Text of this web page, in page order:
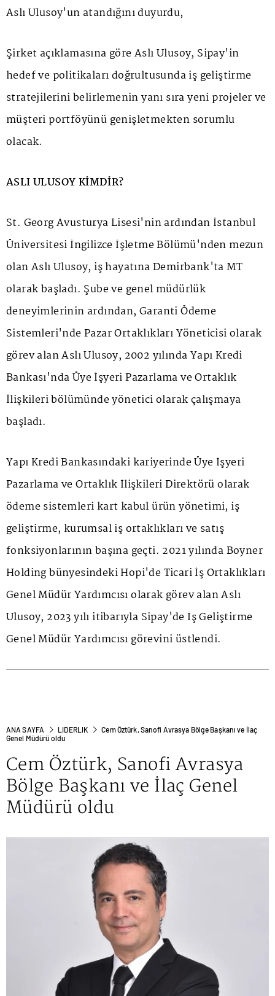
Aslı Ulusoy'un atandığını duyurdu,
Şirket açıklamasına göre Aslı Ulusoy, Sipay'in
hedef ve politikaları doğrultusunda iş geliştirme
stratejilerini belirlemenin yanı sıra yeni projeler ve
müşteri portföyünü genişletmekten sorumlu
olacak.
ASLI ULUSOY KİMDİR?
St. Georg Avusturya Lisesi'nin ardından İstanbul
Üniversitesi İngilizce İşletme Bölümü'nden mezun
olan Aslı Ulusoy, iş hayatına Demirbank'ta MT
olarak başladı. Şube ve genel müdürlük
deneyimlerinin ardından, Garanti Ödeme
Sistemleri'nde Pazar Ortaklıkları Yöneticisi olarak
görev alan Aslı Ulusoy, 2002 yılında Yapı Kredi
Bankası'nda Üye İşyeri Pazarlama ve Ortaklık
İlişkileri bölümünde yönetici olarak çalışmaya
başladı.
Yapı Kredi Bankasındaki kariyerinde Üye İşyeri
Pazarlama ve Ortaklık İlişkileri Direktörü olarak
ödeme sistemleri kart kabul ürün yönetimi, iş
geliştirme, kurumsal iş ortaklıkları ve satış
fonksiyonlarının başına geçti. 2021 yılında Boyner
Holding bünyesindeki Hopi'de Ticari İş Ortaklıkları
Genel Müdür Yardımcısı olarak görev alan Aslı
Ulusoy, 2023 yılı itibarıyla Sipay'de İş Geliştirme
Genel Müdür Yardımcısı görevini üstlendi.
ANA SAYFA LIDERLIK
Cem Öztürk, Sanofi Avrasya Bölge Başkanı ve İlaç
Genel Müdürü oldu
Cem Öztürk, Sanofi Avrasya
Bölge Başkanı ve İlaç Genel
Müdürü oldu